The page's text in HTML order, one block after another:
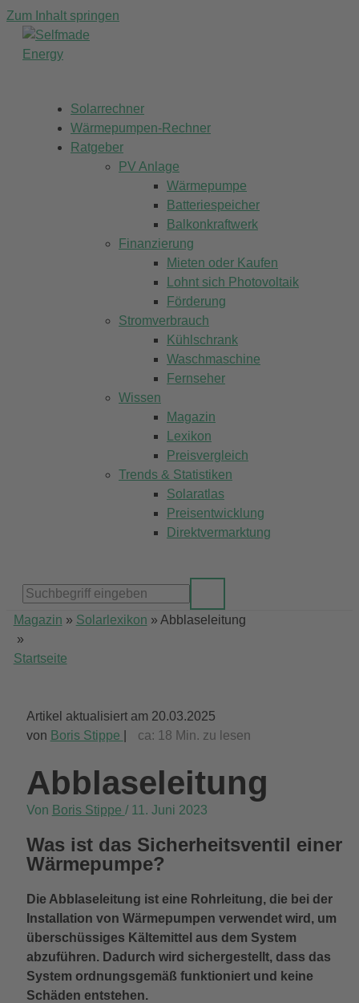
Zum Inhalt springen
Solarrechner
Wärmepumpen-Rechner
Ratgeber
PV Anlage
Wärmepumpe
Batteriespeicher
Balkonkraftwerk
Finanzierung
Mieten oder Kaufen
Lohnt sich Photovoltaik
Förderung
Stromverbrauch
Kühlschrank
Waschmaschine
Fernseher
Wissen
Magazin
Lexikon
Preisvergleich
Trends & Statistiken
Solaratlas
Preisentwicklung
Direktvermarktung
Startseite
»
Magazin » Solarlexikon » Abblaseleitung
Artikel aktualisiert am 20.03.2025
von Boris Stippe ca: 18 Min. zu lesen
Abblaseleitung
Von Boris Stippe / 11. Juni 2023
Was ist das Sicherheitsventil einer
Wärmepumpe?
Die Abblaseleitung ist eine Rohrleitung, die bei der
Installation von Wärmepumpen verwendet wird, um
überschüssiges Kältemittel aus dem System
abzuführen. Dadurch wird sichergestellt, dass das
System ordnungsgemäß funktioniert und keine
Schäden entstehen.